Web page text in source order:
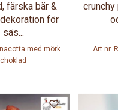
färska bär &
för
säs...
med mörk
choklad
crunchy
Art nr.